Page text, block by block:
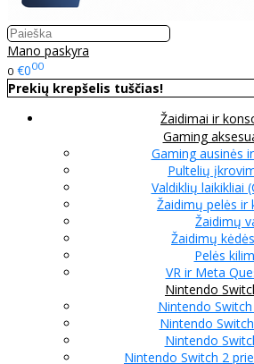
Mano paskyra
0 €000
Prekių krepšelis tuščias!
Žaidimai ir
Gaming
Gaming ausinės
Pultelių
Valdiklių laikikliai
Žaidimų pelės ir
Žaidimų
Žaidimų
Pelės
VR ir Meta
Nintendo
Nintendo
Nintendo
Nintendo
Nintendo Switch 2